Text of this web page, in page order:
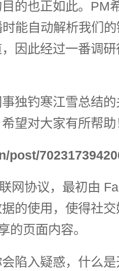
的也正如此。PM
能自动解析我们
因此经过一番调
独钓寒江雪总结
望对大家有所帮助
post/
网协议，最初由
的使用，使得社
的页面内容。
陷入疑惑，什么